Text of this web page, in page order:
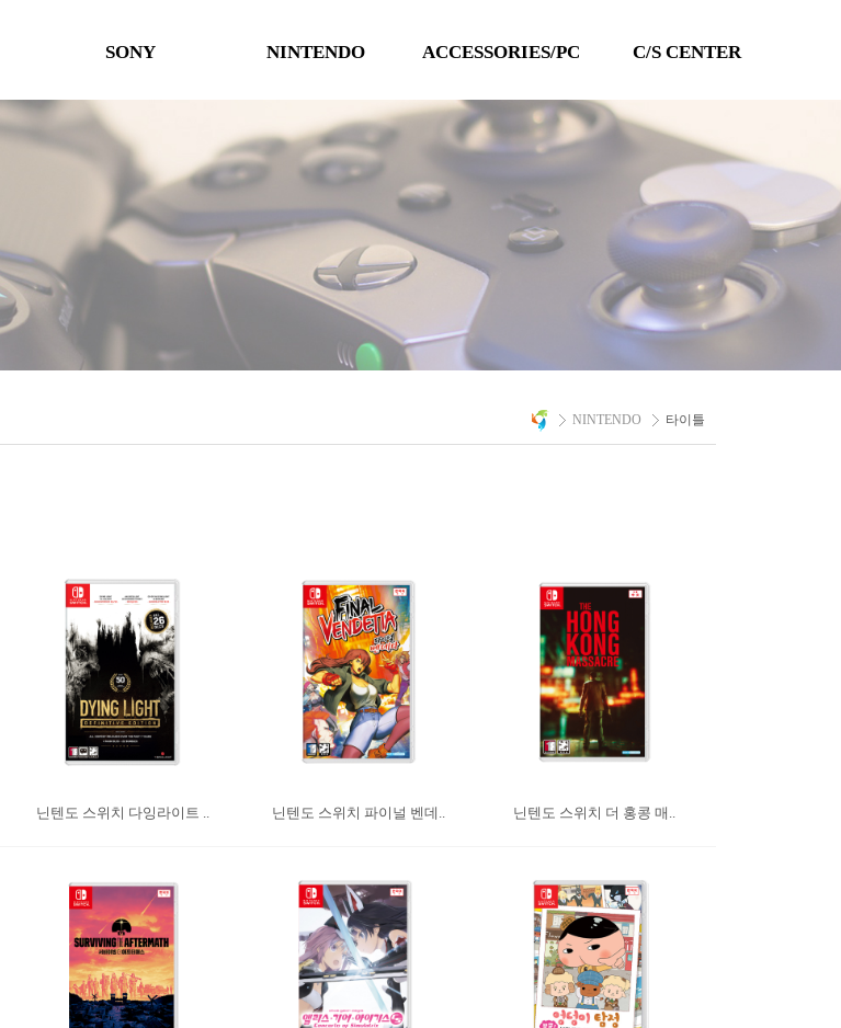
SONY
타이틀
악세사리
NINTENDO
타이틀
악세사리
ACCESSORIES/PC
TECHLINE
PC 타이틀
C/S CENTER
이벤트
Q&A
자료실
A/S 문의
NINTENDO 타이틀
닌텐도 스위치 다잉라이트 .. 닌텐도 스위치 파이널 벤데.. 닌텐도 스위치 더 홍콩 매..